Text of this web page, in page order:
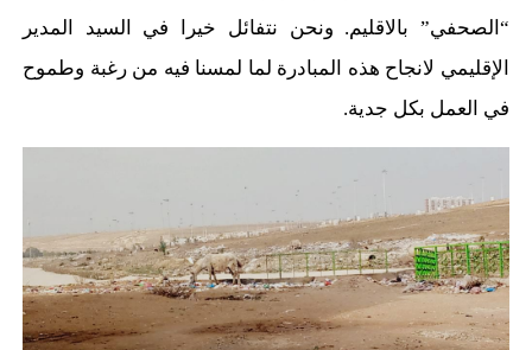
“الصحفي” بالاقليم. ونحن نتفائل خيرا في السيد المدير
الإقليمي لانجاح هذه المبادرة لما لمسنا فيه من رغبة وطموح
في العمل بكل جدية.